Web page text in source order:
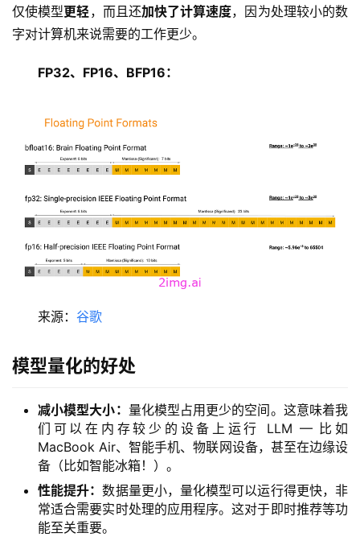
仅使模型更轻，而且还加快了计算速度，因为处理较小的数
字对计算机来说需要的工作更少。
FP32、FP16、BFP16：
来源： 谷歌
模型量化的好处
减小模型大小： 量化模型占用更少的空间。这意味着我
们可以在内存较少的设备上运行 LLM — 比如
MacBook Air、智能手机、物联网设备，甚至在边缘设
备（比如智能冰箱！）。
性能提升：数据量更小，量化模型可以运行得更快，非
常适合需要实时处理的应用程序。这对于即时推荐等功
能至关重要。